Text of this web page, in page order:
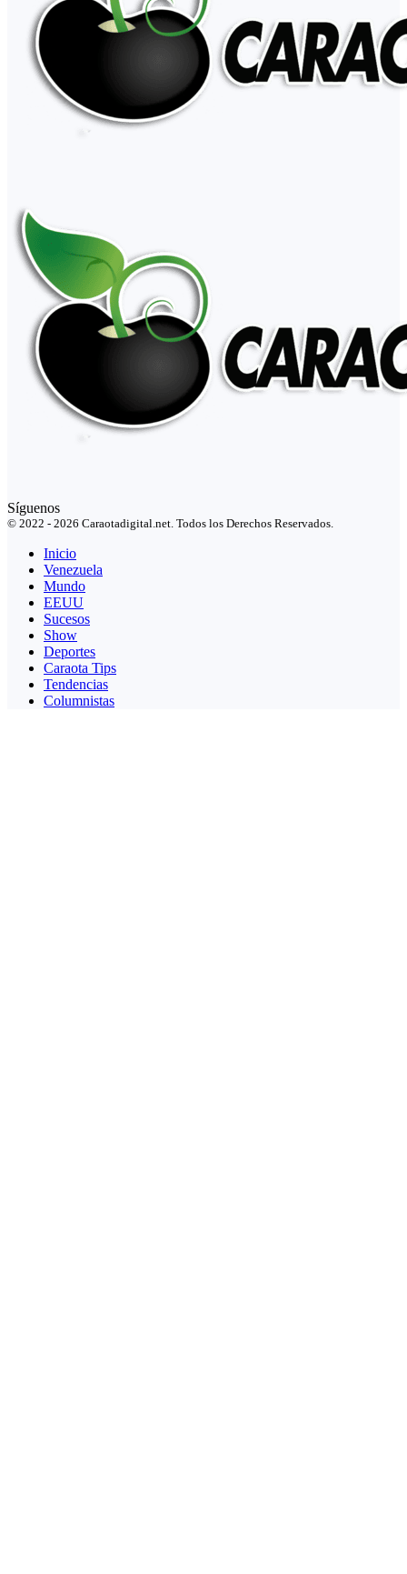
Síguenos
© 2022 - 2026 Caraotadigital.net. Todos los Derechos Reservados.
Inicio
Venezuela
Mundo
EEUU
Sucesos
Show
Deportes
Caraota Tips
Tendencias
Columnistas